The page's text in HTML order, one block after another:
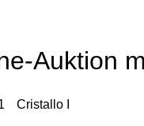
Auktion
Cristallo I